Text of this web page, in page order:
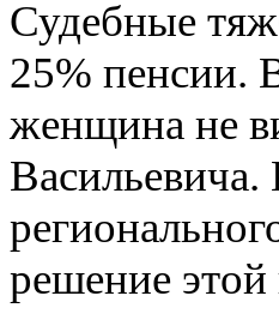
Судебные
25% пенсии.
женщина не
Васильевича.
решение